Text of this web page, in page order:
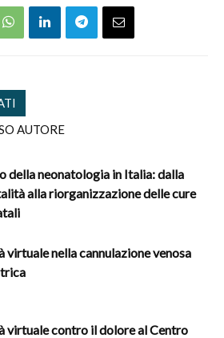
AUTORE
della neonatologia in Italia: dalla
alla riorganizzazione delle cure
virtuale nella cannulazione venosa
virtuale contro il dolore al Centro